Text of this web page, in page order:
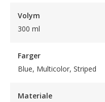
Volym
300 ml
Farger
Blue, Multicolor, Striped
Materiale